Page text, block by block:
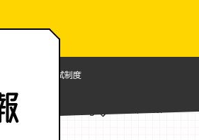
生命科学部の入試制度